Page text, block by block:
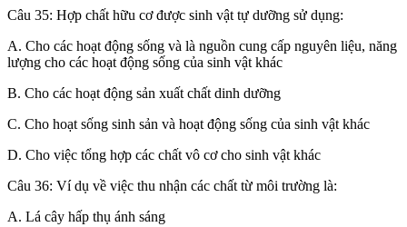
Câu 35: Hợp chất hữu cơ được sinh vật tự dưỡng sử dụng:
A. Cho các hoạt động sống và là nguồn cung cấp nguyên liệu, năng
lượng cho các hoạt động sống của sinh vật khác
B. Cho các hoạt động sản xuất chất dinh dưỡng
C. Cho hoạt sống sinh sản và hoạt động sống của sinh vật khác
D. Cho việc tổng hợp các chất vô cơ cho sinh vật khác
Câu 36: Ví dụ về việc thu nhận các chất từ môi trường là:
A. Lá cây hấp thụ ánh sáng